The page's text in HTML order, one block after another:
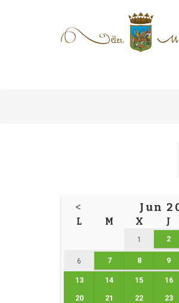
< Jun
L M X J
1 2
6 7 8 9
13 14 15 16
20 21 22 23